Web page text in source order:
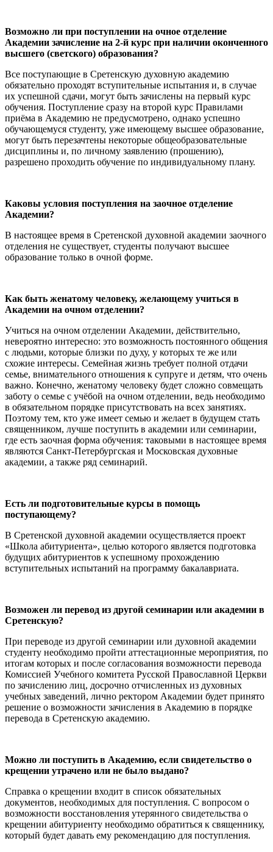
Возможно ли при поступлении на очное отделение
Академии зачисление на 2-й курс при наличии оконченного
высшего (светского) образования?
Все поступающие в Сретенскую духовную академию
обязательно проходят вступительные испытания и, в случае
их успешной сдачи, могут быть зачислены на первый курс
обучения. Поступление сразу на второй курс Правилами
приёма в Академию не предусмотрено, однако успешно
обучающемуся студенту, уже имеющему высшее образование,
могут быть перезачтены некоторые общеобразовательные
дисциплины и, по личному заявлению (прошению),
разрешено проходить обучение по индивидуальному плану.
Каковы условия поступления на заочное отделение
Академии?
В настоящее время в Сретенской духовной академии заочного
отделения не существует, студенты получают высшее
образование только в очной форме.
Как быть женатому человеку, желающему учиться в
Академии на очном отделении?
Учиться на очном отделении Академии, действительно,
невероятно интересно: это возможность постоянного общения
с людьми, которые близки по духу, у которых те же или
схожие интересы. Семейная жизнь требует полной отдачи
семье, внимательного отношения к супруге и детям, что очень
важно. Конечно, женатому человеку будет сложно совмещать
заботу о семье с учёбой на очном отделении, ведь необходимо
в обязательном порядке присутствовать на всех занятиях.
Поэтому тем, кто уже имеет семью и желает в будущем стать
священником, лучше поступить в академии или семинарии,
где есть заочная форма обучения: таковыми в настоящее время
являются Санкт-Петербургская и Московская духовные
академии, а также ряд семинарий.
Есть ли подготовительные курсы в помощь
поступающему?
В Сретенской духовной академии осуществляется проект
«Школа абитуриента», целью которого является подготовка
будущих абитуриентов к успешному прохождению
вступительных испытаний на программу бакалавриата.
Возможен ли перевод из другой семинарии или академии в
Сретенскую?
При переводе из другой семинарии или духовной академии
студенту необходимо пройти аттестационные мероприятия, по
итогам которых и после согласования возможности перевода
Комиссией Учебного комитета Русской Православной Церкви
по зачислению лиц, досрочно отчисленных из духовных
учебных заведений, лично ректором Академии будет принято
решение о возможности зачисления в Академию в порядке
перевода в Сретенскую академию.
Можно ли поступить в Академию, если свидетельство о
крещении утрачено или не было выдано?
Справка о крещении входит в список обязательных
документов, необходимых для поступления. С вопросом о
возможности восстановления утерянного свидетельства о
крещении абитуриенту необходимо обратиться к священнику,
который будет давать ему рекомендацию для поступления.